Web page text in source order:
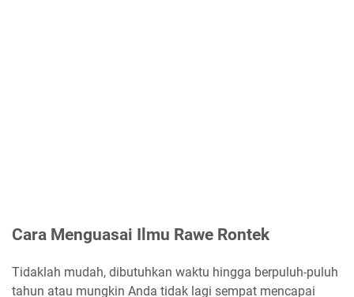
Cara Menguasai Ilmu Rawe Rontek
Tidaklah mudah, dibutuhkan waktu hingga berpuluh-puluh
tahun atau mungkin Anda tidak lagi sempat mencapai